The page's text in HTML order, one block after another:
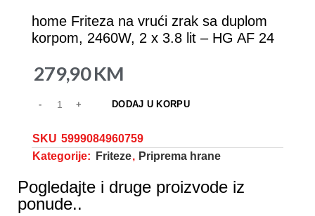
home Friteza na vrući zrak sa duplom
korpom, 2460W, 2 x 3.8 lit – HG AF 24
279,90KM
DODAJ U KORPU
SKU 5999084960759
Kategorije:
Friteze, Priprema hrane
Pogledajte i druge proizvode iz
ponude..